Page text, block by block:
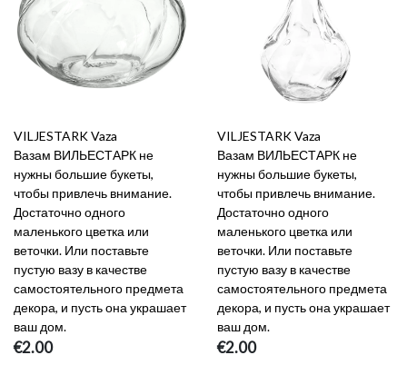
VILJESTARK Vaza
Вазам ВИЛЬЕСТАРК не
нужны большие букеты,
чтобы привлечь внимание.
Достаточно одного
маленького цветка или
веточки. Или поставьте
пустую вазу в качестве
самостоятельного предмета
декора, и пусть она украшает
ваш дом.
€2.00
VILJESTARK Vaza
Вазам ВИЛЬЕСТАРК не
нужны большие букеты,
чтобы привлечь внимание.
Достаточно одного
маленького цветка или
веточки. Или поставьте
пустую вазу в качестве
самостоятельного предмета
декора, и пусть она украшает
ваш дом.
€2.00